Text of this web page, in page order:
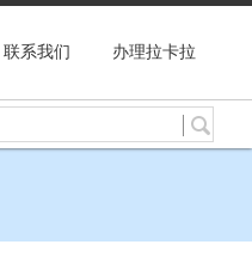
联系我们 办理拉卡拉